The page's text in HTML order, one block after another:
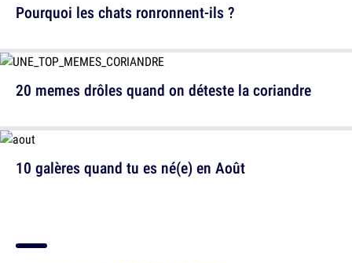
20 memes drôles quand on déteste la coriandre
Pourquoi les chats ronronnent-ils ?
10 galères quand tu es né(e) en Août